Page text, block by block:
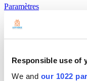
Responsible use of
We and our 1022
Paramètres
Matériel
Paiements
Logiciel de Caisse
Loyverse POS